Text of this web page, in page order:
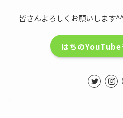
皆さんよろしくお願いします^^
はちのYouTube